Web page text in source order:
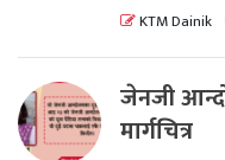
KTM Dainik
जेनजी
मार्गचित्र